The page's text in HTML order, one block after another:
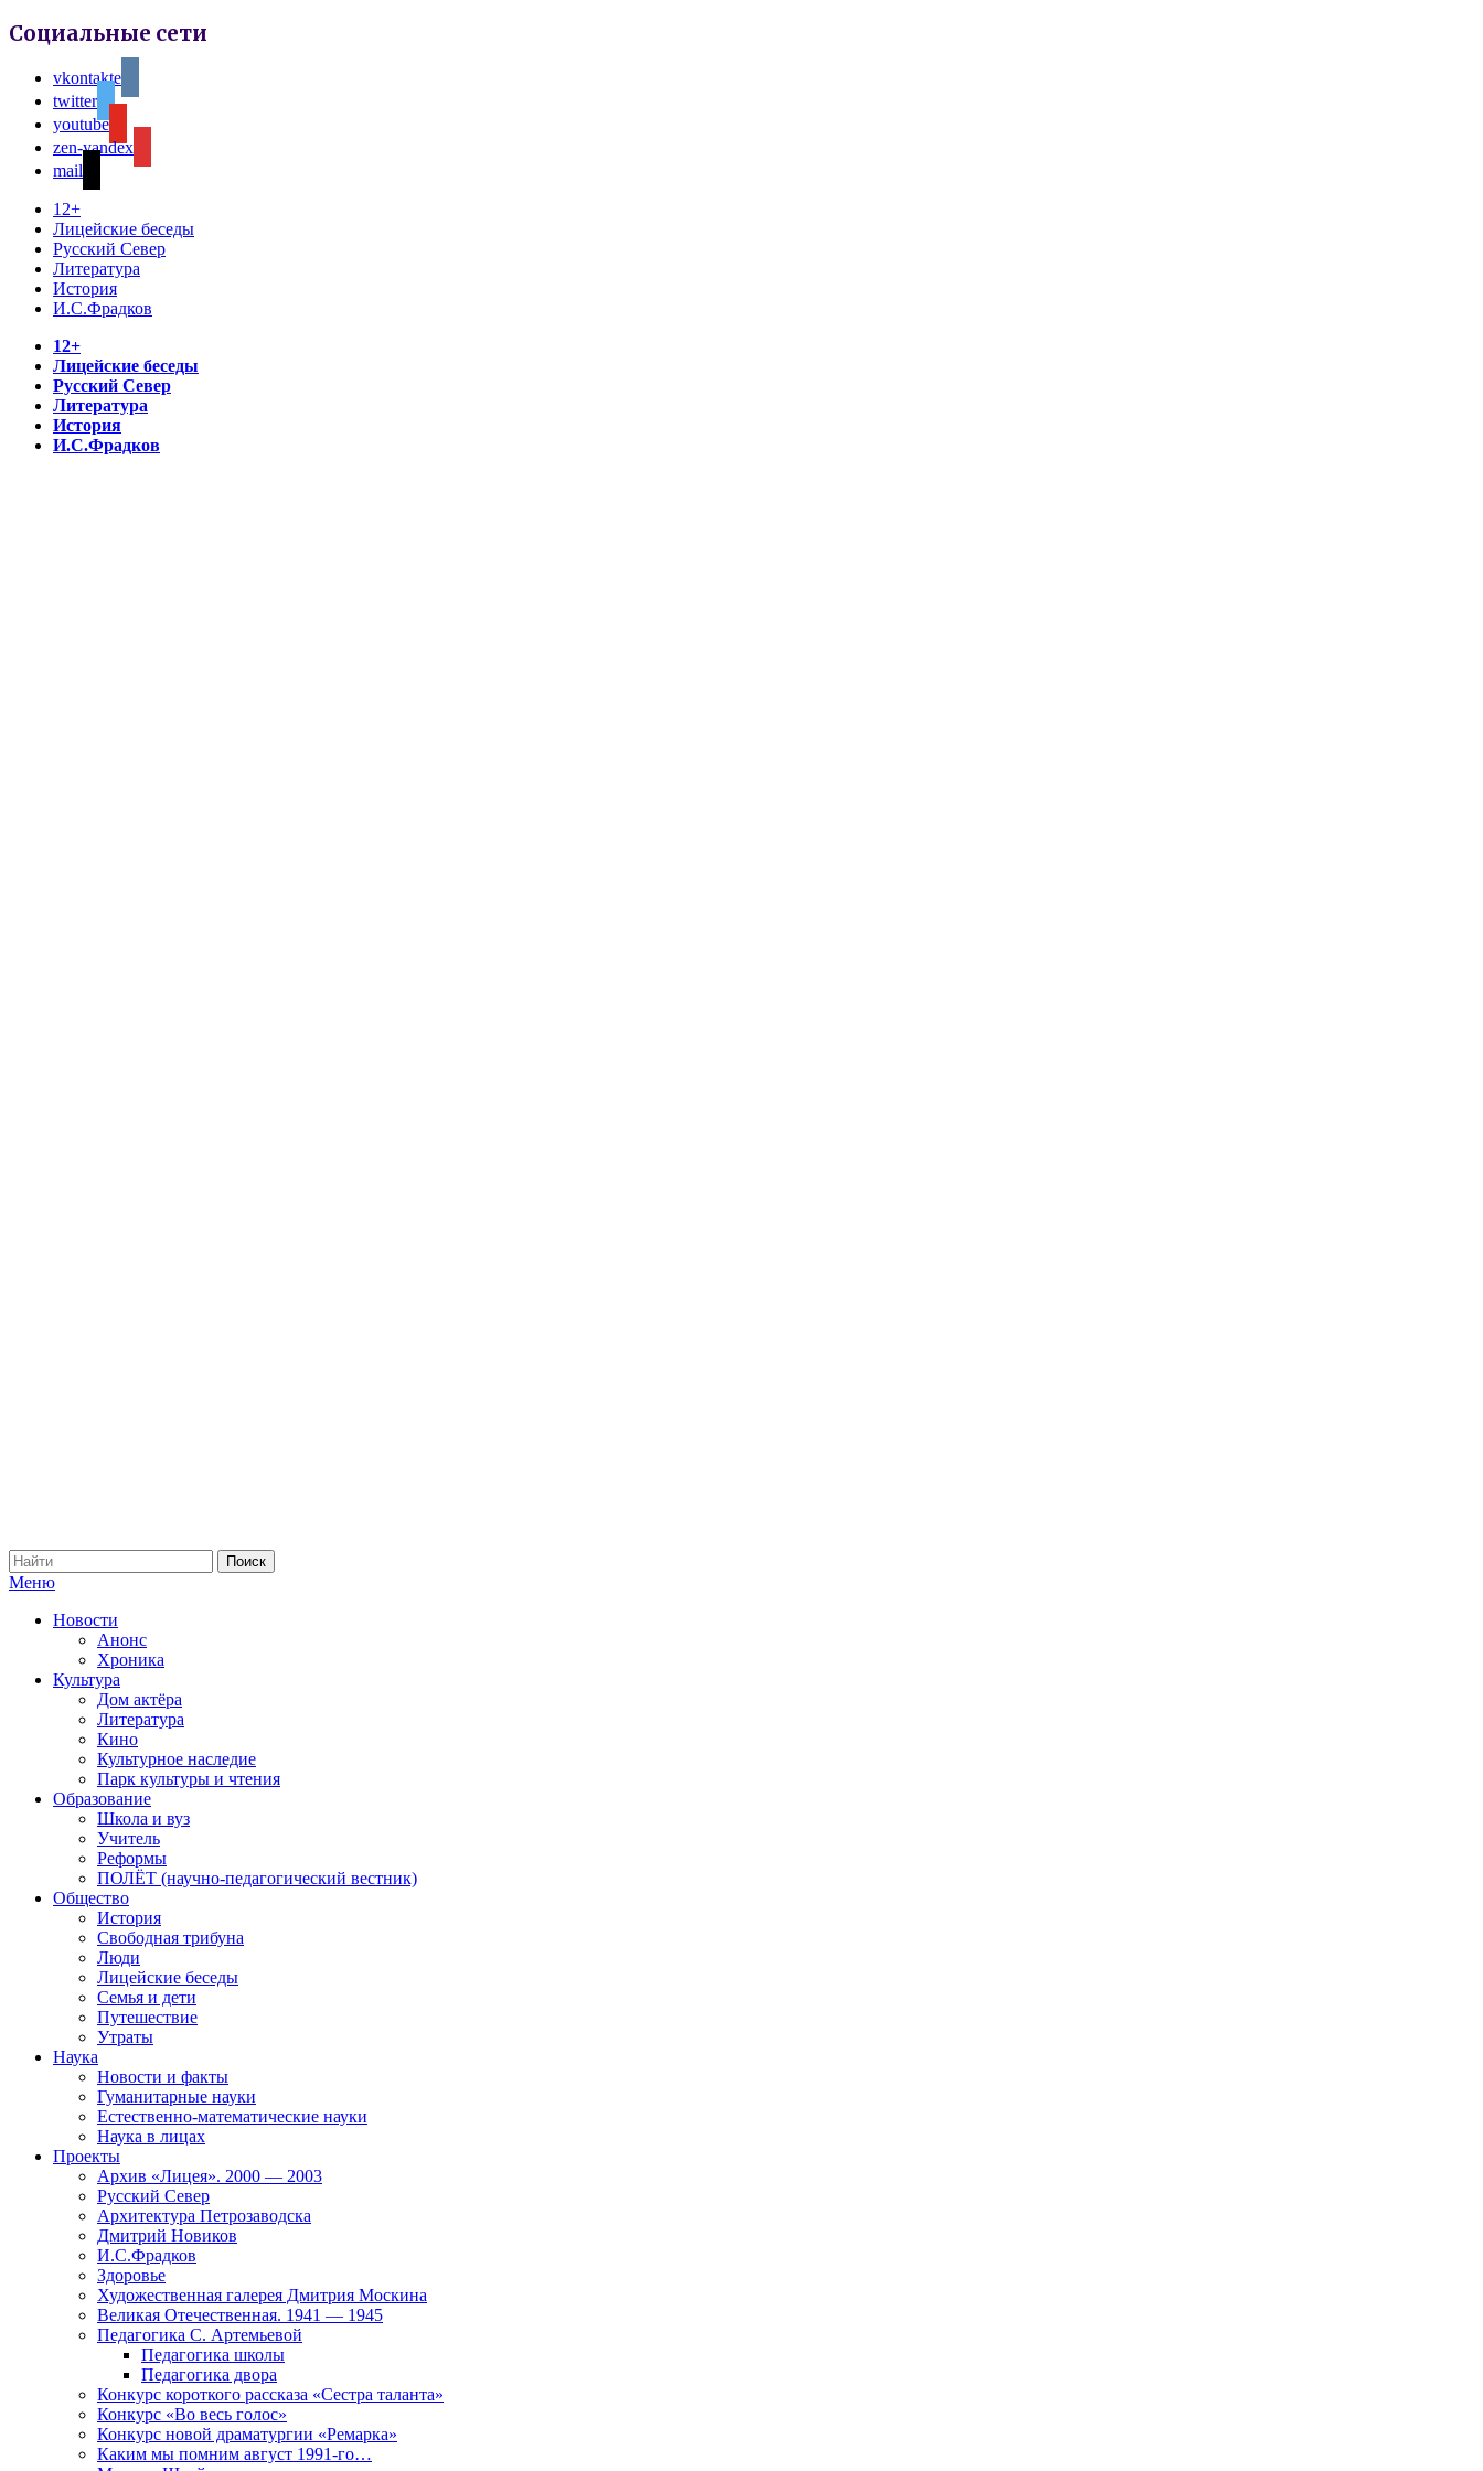
Социальные сети
vkontakte
twitter
youtube
zen-yandex
mail
12+
Лицейские беседы
Русский Север
Литература
История
И.С.Фрадков
12+
Лицейские беседы
Русский Север
Литература
История
И.С.Фрадков
Меню
Новости
Анонс
Хроника
Культура
Дом актёра
Литература
Кино
Культурное наследие
Парк культуры и чтения
Образование
Школа и вуз
Учитель
Реформы
ПОЛЁТ (научно-педагогический вестник)
Общество
История
Свободная трибуна
Люди
Лицейские беседы
Семья и дети
Путешествие
Утраты
Наука
Новости и факты
Гуманитарные науки
Естественно-математические науки
Наука в лицах
Проекты
Архив «Лицея». 2000 — 2003
Русский Север
Архитектура Петрозаводска
Дмитрий Новиков
И.С.Фрадков
Здоровье
Художественная галерея Дмитрия Москина
Великая Отечественная. 1941 — 1945
Педагогика С. Артемьевой
Педагогика школы
Педагогика двора
Конкурс короткого рассказа «Сестра таланта»
Конкурс «Во весь голос»
Конкурс новой драматургии «Ремарка»
Каким мы помним август 1991-го…